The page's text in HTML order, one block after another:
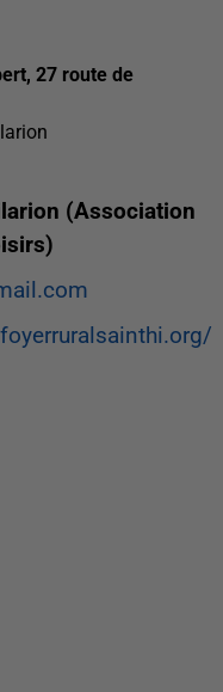
27 route de
(Association